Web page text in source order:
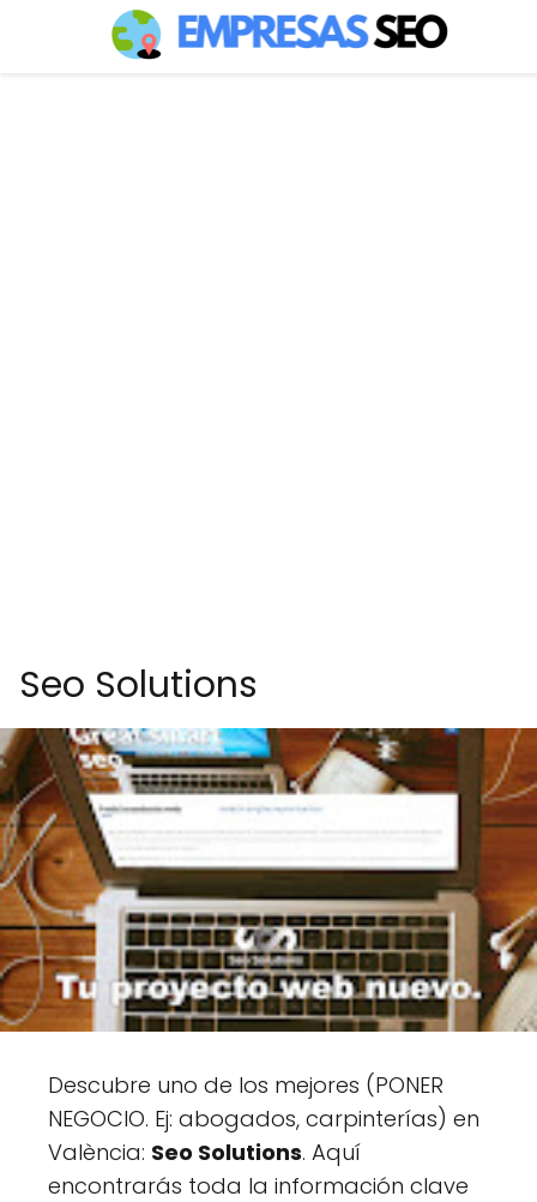
Seo Solutions
Descubre uno de los mejores (PONER
NEGOCIO. Ej: abogados, carpinterías) en
València: Seo Solutions. Aquí
encontrarás toda la información clave